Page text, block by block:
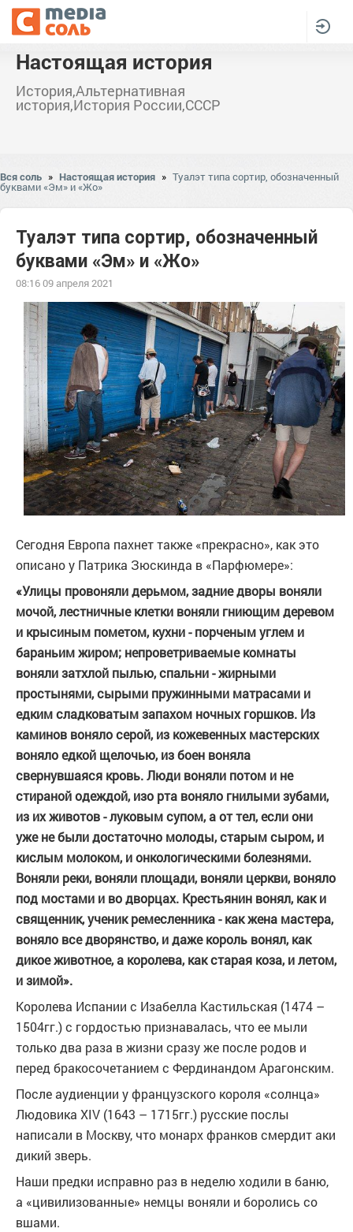
Настоящая история
История,Альтернативная
история,История России,СССР
Вся соль » Настоящая история » Туалэт типа сортир, обозначенный
буквами «Эм» и «Жо»
Туалэт типа сортир, обозначенный
буквами «Эм» и «Жо»
08:16 09 апреля 2021
Сегодня Европа пахнет также «прекрасно», как это
описано у Патрика Зюскинда в «Парфюмере»:
«Улицы провоняли дерьмом, задние дворы воняли
мочой, лестничные клетки воняли гниющим деревом
и крысиным пометом, кухни - порченым углем и
бараньим жиром; непроветриваемые комнаты
воняли затхлой пылью, спальни - жирными
простынями, сырыми пружинными матрасами и
едким сладковатым запахом ночных горшков. Из
каминов воняло серой, из кожевенных мастерских
воняло едкой щелочью, из боен воняла
свернувшаяся кровь. Люди воняли потом и не
стираной одеждой, изо рта воняло гнилыми зубами,
из их животов - луковым супом, а от тел, если они
уже не были достаточно молоды, старым сыром, и
кислым молоком, и онкологическими болезнями.
Воняли реки, воняли площади, воняли церкви, воняло
под мостами и во дворцах. Крестьянин вонял, как и
священник, ученик ремесленника - как жена мастера,
воняло все дворянство, и даже король вонял, как
дикое животное, а королева, как старая коза, и летом,
и зимой».
Королева Испании с Изабелла Кастильская (1474 –
1504гг.) с гордостью признавалась, что ее мыли
только два раза в жизни сразу же после родов и
перед бракосочетанием с Фердинандом Арагонским.
После аудиенции у французского короля «солнца»
Людовика XIV (1643 – 1715гг.) русские послы
написали в Москву, что монарх франков смердит аки
дикий зверь.
Наши предки исправно раз в неделю ходили в баню,
а «цивилизованные» немцы воняли и боролись со
вшами.